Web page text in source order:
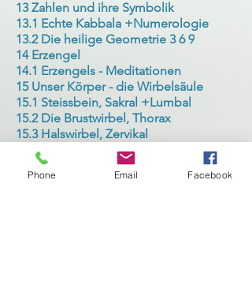
13 Zahlen und ihre Symbolik
13.1 Echte Kabbala +Numerologie
13.2 Die heilige Geometrie 3 6 9
14 Erzengel
14.1 Erzengels - Meditationen
15 Unser Körper - die Wirbelsäule
15.1 Steissbein, Sakral +Lumbal
15.2 Die Brustwirbel, Thorax
15.3 Halswirbel, Zervikal
16 Die Bienen – unsere Sonnenkinder
17 Genetische - Energetische Matrix
17.1 Meine Leben, meine Programme
Phone Email Facebook